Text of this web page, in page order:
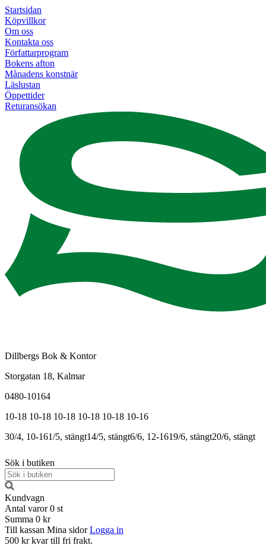
Startsidan
Köpvillkor
Om oss
Kontakta oss
Författarprogram
Bokens afton
Månadens konstnär
Läslustan
Öppettider
Returansökan
Dillbergs Bok & Kontor
Storgatan 18, Kalmar
0480-10164
10-18 10-18 10-18 10-18 10-18 10-16
30/4, 10-161/5, stängt14/5, stängt6/6, 12-1619/6, stängt20/6, stängt
Sök i butiken
Kundvagn
Antal varor 0 st
Summa 0 kr
Till kassan Mina sidor Logga in
500 kr kvar till fri frakt.